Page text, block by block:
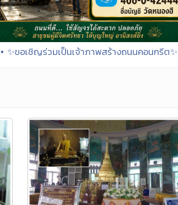
• ✨ขอเชิญร่วมเป็นเจ้าภาพสร้างถนนคอนกรีต✨